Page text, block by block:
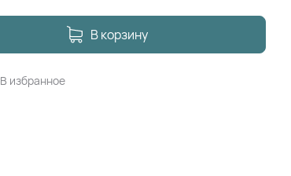
В корзину
В избранное